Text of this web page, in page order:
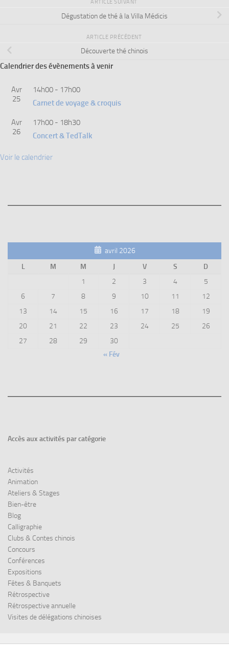
ARTICLE SUIVANT
Dégustation de thé à la Villa Médicis
ARTICLE PRÉCÉDENT
Découverte thé chinois
Calendrier des évènements à venir
Avr
25
14h00 - 17h00
Carnet de voyage & croquis
Avr
26
17h00 - 18h30
Concert & TedTalk
Voir le calendrier
avril 2026
L
M M J V S
D
1
2 3 4
5
6
7 8 9 10 11
12
13
14 15 16 17 18
19
20
21 22 23 24 25
26
27
28 29
30
« Fév
Accès aux activités par catégorie
Activités
Animation
Ateliers & Stages
Bien-être
Blog
Calligraphie
Clubs & Contes chinois
Concours
Conférences
Expositions
Fêtes & Banquets
Rétrospective
Rétrospective annuelle
Visites de délégations chinoises